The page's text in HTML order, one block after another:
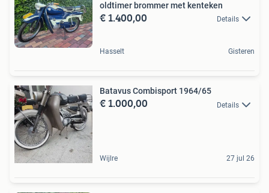
oldtimer brommer met kenteken
€ 1.400,00 Details
Hasselt Gisteren
Batavus Combisport 1964/65
€ 1.000,00 Details
Wijlre 27 jul 26